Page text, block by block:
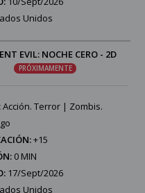
Unidos
EVIL: NOCHE CERO - 2D
PRÓXIMAMENTE
Acción. Terror | Zombis.
+15
0 MIN
17/Sept/2026
Unidos